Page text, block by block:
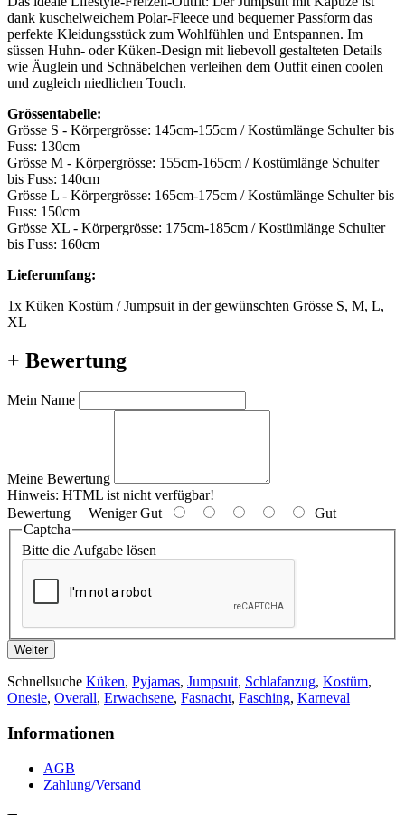
dank kuschelweichem Polar-Fleece und bequemer Passform das
perfekte Kleidungsstück zum Wohlfühlen und Entspannen. Im
süssen Huhn- oder Küken-Design mit liebevoll gestalteten Details
wie Äuglein und Schnäbelchen verleihen dem Outfit einen coolen
und zugleich niedlichen Touch.
Grössentabelle:
Grösse S - Körpergrösse: 145cm-155cm / Kostümlänge Schulter bis
Fuss: 130cm
Grösse M - Körpergrösse: 155cm-165cm / Kostümlänge Schulter
bis Fuss: 140cm
Grösse L - Körpergrösse: 165cm-175cm / Kostümlänge Schulter bis
Fuss: 150cm
Grösse XL - Körpergrösse: 175cm-185cm / Kostümlänge Schulter
bis Fuss: 160cm
Lieferumfang:
1x Küken Kostüm / Jumpsuit in der gewünschten Grösse S, M, L,
XL
+ Bewertung
Mein Name
Meine Bewertung
Hinweis: HTML ist nicht verfügbar!
Bewertung Weniger Gut
Gut
Captcha
Bitte die Aufgabe lösen
Weiter
Schnellsuche Küken, Pyjamas, Jumpsuit, Schlafanzug, Kostüm,
Onesie, Overall, Erwachsene, Fasnacht, Fasching, Karneval
Informationen
AGB
Zahlung/Versand